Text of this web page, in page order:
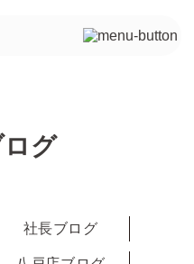
グ
社長ブログ